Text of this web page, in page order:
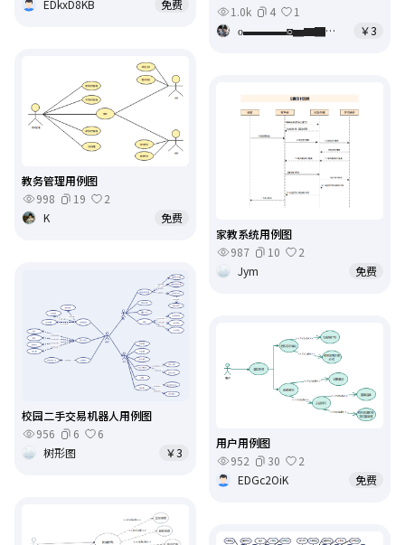
EDkxD8KB
免费
1.0k
4
1
ο▬▬▬▬◙▅▆▇◤🅥
￥3
教务管理用例图
998
19
2
K
免费
家教系统用例图
987
10
2
Jym
免费
校园二手交易机器人用例图
956
6
6
树形图
￥3
用户用例图
952
30
2
EDGc2OiK
免费